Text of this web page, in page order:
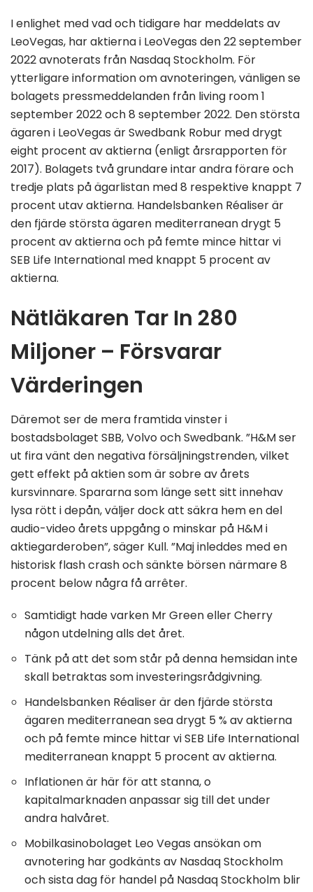
I enlighet med vad och tidigare har meddelats av
LeoVegas, har aktierna i LeoVegas den 22 september
2022 avnoterats från Nasdaq Stockholm. För
ytterligare information om avnoteringen, vänligen se
bolagets pressmeddelanden från living room 1
september 2022 och 8 september 2022. Den största
ägaren i LeoVegas är Swedbank Robur med drygt
eight procent av aktierna (enligt årsrapporten för
2017). Bolagets två grundare intar andra förare och
tredje plats på ägarlistan med 8 respektive knappt 7
procent utav aktierna. Handelsbanken Réaliser är
den fjärde största ägaren mediterranean drygt 5
procent av aktierna och på femte mince hittar vi
SEB Life International med knappt 5 procent av
aktierna.
Nätläkaren Tar In 280
Miljoner – Försvarar
Värderingen
Däremot ser de mera framtida vinster i
bostadsbolaget SBB, Volvo och Swedbank. ”H&M ser
ut fira vänt den negativa försäljningstrenden, vilket
gett effekt på aktien som är sobre av årets
kursvinnare. Spararna som länge sett sitt innehav
lysa rött i depån, väljer dock att säkra hem en del
audio-video årets uppgång o minskar på H&M i
aktiegarderoben”, säger Kull. ”Maj inleddes med en
historisk flash crash och sänkte börsen närmare 8
procent below några få arrêter.
Samtidigt hade varken Mr Green eller Cherry
någon utdelning alls det året.
Tänk på att det som står på denna hemsidan inte
skall betraktas som investeringsrådgivning.
Handelsbanken Réaliser är den fjärde största
ägaren mediterranean sea drygt 5 % av aktierna
och på femte mince hittar vi SEB Life International
mediterranean knappt 5 procent av aktierna.
Inflationen är här för att stanna, o
kapitalmarknaden anpassar sig till det under
andra halvåret.
Mobilkasinobolaget Leo Vegas ansökan om
avnotering har godkänts av Nasdaq Stockholm
och sista dag för handel på Nasdaq Stockholm blir